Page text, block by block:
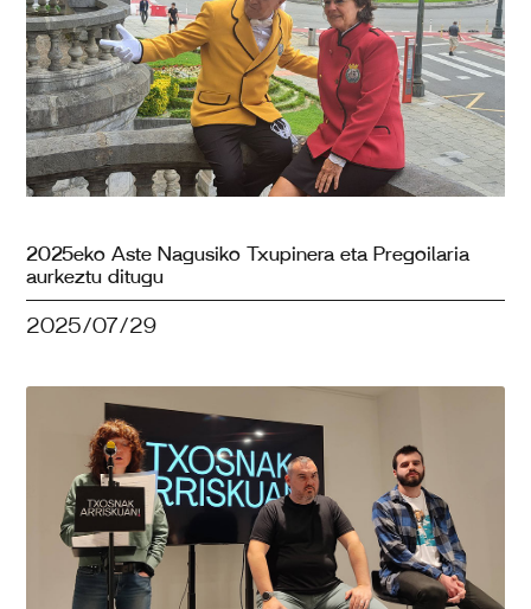
2025eko Aste Nagusiko Txupinera eta Pregoilaria
aurkeztu ditugu
2025/07/29